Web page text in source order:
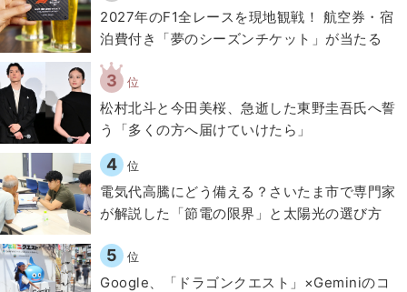
2027年のF1全レースを現地観戦！ 航空券・宿
泊費付き「夢のシーズンチケット」が当たる
3 位
松村北斗と今田美桜、急逝した東野圭吾氏へ誓
う「多くの方へ届けていけたら」
4 位
電気代高騰にどう備える？さいたま市で専門家
が解説した「節電の限界」と太陽光の選び方
5 位
Google、「ドラゴンクエスト」×Geminiのコ